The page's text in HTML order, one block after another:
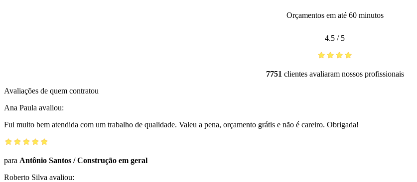
Orçamentos em até 60 minutos
4.5 / 5
7751 clientes avaliaram nossos profissionais
Avaliações de quem contratou
Ana Paula avaliou:
Fui muito bem atendida com um trabalho de qualidade. Valeu a pena, orçamento grátis e não é careiro. Obrigada!
para Antônio Santos /Construção em geral
Roberto Silva avaliou: